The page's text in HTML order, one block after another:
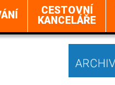
CESTOVNÍ
KANCELÁŘE